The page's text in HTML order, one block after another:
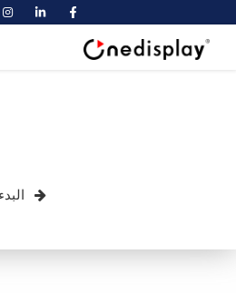
البدء